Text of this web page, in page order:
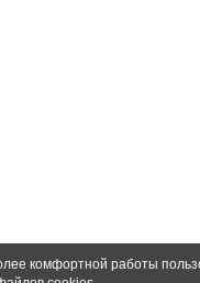
комфортной работы